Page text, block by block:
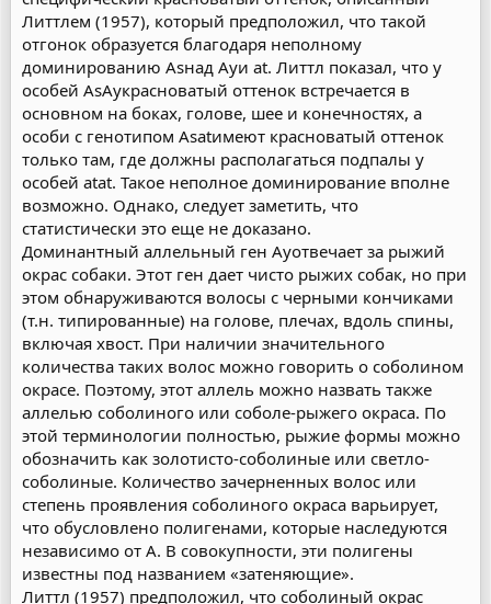
Литтлем (1957), который предположил, что такой
отгонок образуется благодаря неполному
доминированию Asнад Ayи at. Литтл показал, что у
особей AsAyкрасноватый оттенок встречается в
основном на боках, голове, шее и конечностях, а
особи с генотипом Asatимеют красноватый оттенок
только там, где должны располагаться подпалы у
особей atat. Такое неполное доминирование вполне
возможно. Однако, следует заметить, что
статистически это еще не доказано.
Доминантный аллельный ген Ayотвечает за рыжий
окрас собаки. Этот ген дает чисто рыжих собак, но при
этом обнаруживаются волосы с черными кончиками
(т.н. типированные) на голове, плечах, вдоль спины,
включая хвост. При наличии значительного
количества таких волос можно говорить о соболином
окрасе. Поэтому, этот аллель можно назвать также
аллелью соболиного или соболе-рыжего окраса. По
этой терминологии полностью, рыжие формы можно
обозначить как золотисто-соболиные или светло-
соболиные. Количество зачерненных волос или
степень проявления соболиного окраса варьирует,
что обусловлено полигенами, которые наследуются
независимо от А. В совокупности, эти полигены
известны под названием «затеняющие».
Литтл (1957) предположил, что соболиный окрас